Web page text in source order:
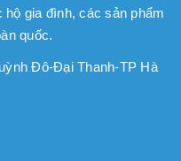
gia đình, các sản phẩm
quốc.
Đô-Đại Thanh-TP Hà